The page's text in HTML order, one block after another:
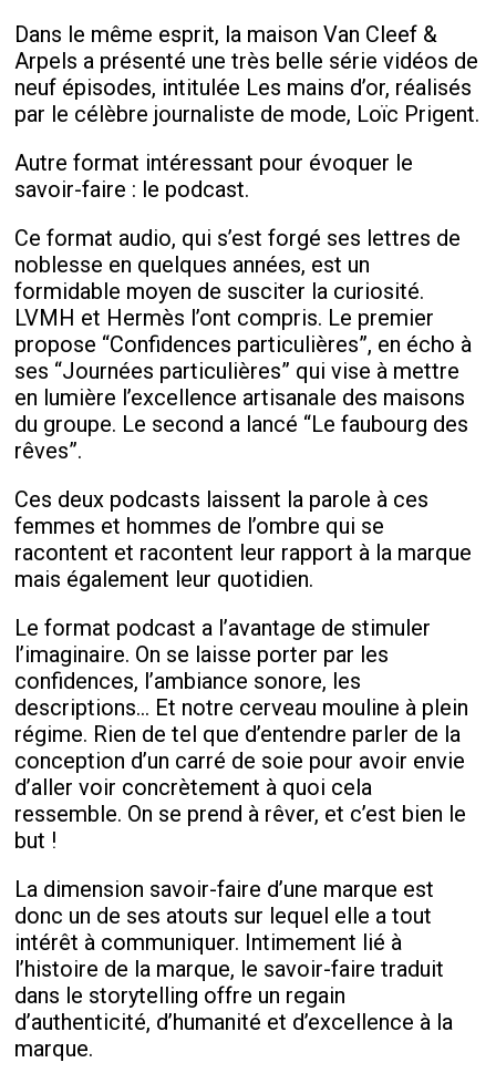
Dans le même esprit, la maison Van Cleef &
Arpels a présenté une très belle série vidéos de
neuf épisodes, intitulée Les mains d’or, réalisés
par le célèbre journaliste de mode, Loïc Prigent.
Autre format intéressant pour évoquer le
savoir-faire : le podcast.
Ce format audio, qui s’est forgé ses lettres de
noblesse en quelques années, est un
formidable moyen de susciter la curiosité.
LVMH et Hermès l’ont compris. Le premier
propose “Confidences particulières”, en écho à
ses “Journées particulières” qui vise à mettre
en lumière l’excellence artisanale des maisons
du groupe. Le second a lancé “Le faubourg des
rêves”.
Ces deux podcasts laissent la parole à ces
femmes et hommes de l’ombre qui se
racontent et racontent leur rapport à la marque
mais également leur quotidien.
Le format podcast a l’avantage de stimuler
l’imaginaire. On se laisse porter par les
confidences, l’ambiance sonore, les
descriptions… Et notre cerveau mouline à plein
régime. Rien de tel que d’entendre parler de la
conception d’un carré de soie pour avoir envie
d’aller voir concrètement à quoi cela
ressemble. On se prend à rêver, et c’est bien le
but !
La dimension savoir-faire d’une marque est
donc un de ses atouts sur lequel elle a tout
intérêt à communiquer. Intimement lié à
l’histoire de la marque, le savoir-faire traduit
dans le storytelling offre un regain
d’authenticité, d’humanité et d’excellence à la
marque.